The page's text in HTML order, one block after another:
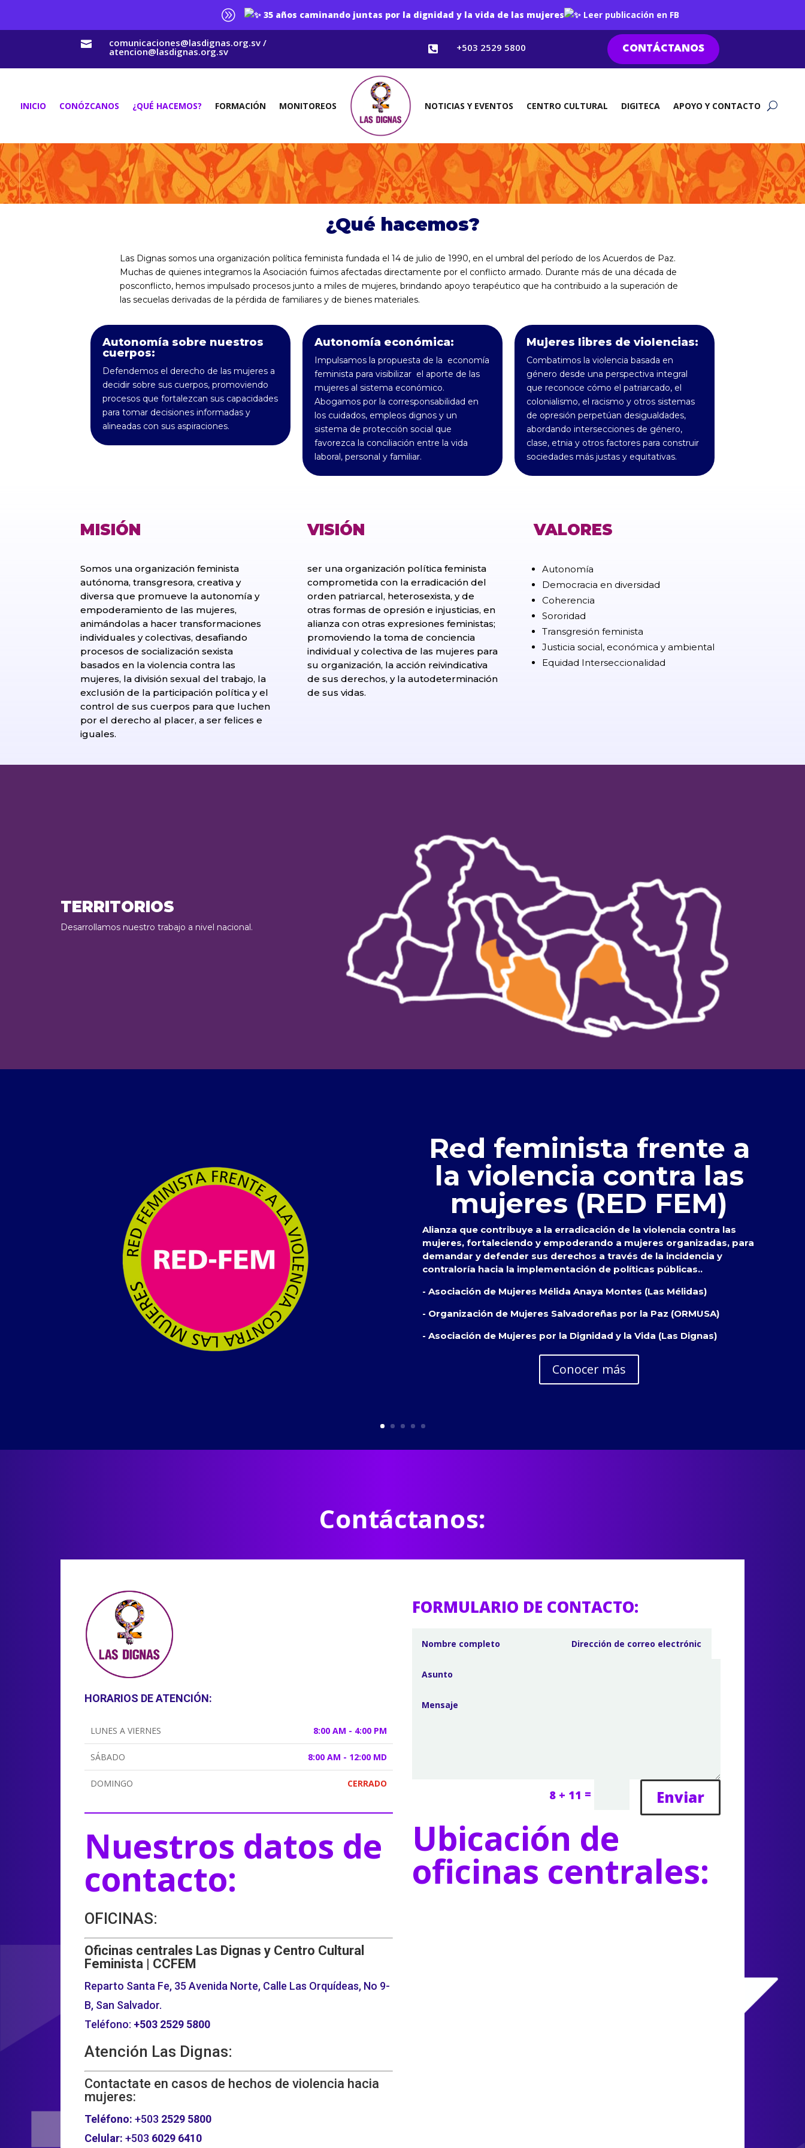
A 35 años caminando juntas por la dignidad y la vida de las mujeres Leer publicación en FB
 comunicaciones@lasdignas.org.sv /
atencion@lasdignas.org.sv  +503 2529 5800 CONTÁCTANOS
INICIO CONÓZCANOS ¿QUÉ HACEMOS? FORMACIÓN MONITOREOS NOTICIAS Y EVENTOS CENTRO CULTURAL DIGITECA APOYO Y CONTACTO
¿Qué hacemos?
Las Dignas somos una organización política feminista fundada el 14 de julio de 1990, en el umbral del período de los Acuerdos de Paz.
Muchas de quienes integramos la Asociación fuimos afectadas directamente por el conflicto armado. Durante más de una década de
posconflicto, hemos impulsado procesos junto a miles de mujeres, brindando apoyo terapéutico que ha contribuido a la superación de
las secuelas derivadas de la pérdida de familiares y de bienes materiales.
Autonomía sobre nuestros
cuerpos:
Defendemos el derecho de las mujeres a
decidir sobre sus cuerpos, promoviendo
procesos que fortalezcan sus capacidades
para tomar decisiones informadas y
alineadas con sus aspiraciones.
Autonomía económica:
Impulsamos la propuesta de la economía
feminista para visibilizar el aporte de las
mujeres al sistema económico.
Abogamos por la corresponsabilidad en
los cuidados, empleos dignos y un
sistema de protección social que
favorezca la conciliación entre la vida
laboral, personal y familiar.
Mujeres libres de violencias:
Combatimos la violencia basada en
género desde una perspectiva integral
que reconoce cómo el patriarcado, el
colonialismo, el racismo y otros sistemas
de opresión perpetúan desigualdades,
abordando intersecciones de género,
clase, etnia y otros factores para construir
sociedades más justas y equitativas.
MISIÓN
Somos una organización feminista
autónoma, transgresora, creativa y
diversa que promueve la autonomía y
empoderamiento de las mujeres,
animándolas a hacer transformaciones
individuales y colectivas, desafiando
procesos de socialización sexista
basados en la violencia contra las
mujeres, la división sexual del trabajo, la
exclusión de la participación política y el
control de sus cuerpos para que luchen
por el derecho al placer, a ser felices e
iguales.
VISIÓN
ser una organización política feminista
comprometida con la erradicación del
orden patriarcal, heterosexista, y de
otras formas de opresión e injusticias, en
alianza con otras expresiones feministas;
promoviendo la toma de conciencia
individual y colectiva de las mujeres para
su organización, la acción reivindicativa
de sus derechos, y la autodeterminación
de sus vidas.
VALORES
Autonomía
Democracia en diversidad
Coherencia
Sororidad
Transgresión feminista
Justicia social, económica y ambiental
Equidad Interseccionalidad
TERRITORIOS
Desarrollamos nuestro trabajo a nivel nacional.
Red feminista frente a
la violencia contra las
mujeres (RED FEM)
Alianza que contribuye a la erradicación de la violencia contra las
mujeres, fortaleciendo y empoderando a mujeres organizadas, para
demandar y defender sus derechos a través de la incidencia y
contraloría hacia la implementación de políticas públicas..
- Asociación de Mujeres Mélida Anaya Montes (Las Mélidas)
- Organización de Mujeres Salvadoreñas por la Paz (ORMUSA)
- Asociación de Mujeres por la Dignidad y la Vida (Las Dignas)
Conocer más
Contáctanos:
HORARIOS DE ATENCIÓN:
LUNES A VIERNES 8:00 AM - 4:00 PM
SÁBADO 8:00 AM - 12:00 MD
DOMINGO CERRADO
Nuestros datos de
contacto:
OFICINAS:
Oficinas centrales Las Dignas y Centro Cultural
Feminista | CCFEM
Reparto Santa Fe, 35 Avenida Norte, Calle Las Orquídeas, No 9-
B, San Salvador.
Teléfono: +503 2529 5800
Atención Las Dignas:
Contactate en casos de hechos de violencia hacia
mujeres:
Teléfono: +503 2529 5800
Celular: +503 6029 6410
FORMULARIO DE CONTACTO:
8 + 11 = Enviar
Ubicación de
oficinas centrales: